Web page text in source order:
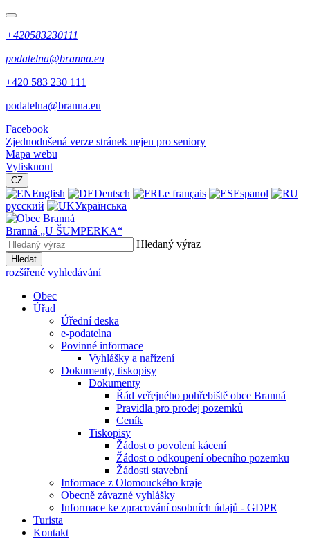
+420583230111
podatelna@branna.eu
+420 583 230 111
podatelna@branna.eu
Facebook
Zjednodušená verze stránek nejen pro seniory
Mapa webu
Vytisknout
CZ
English Deutsch Le français
Espanol
русский
Українська
Branná „U ŠUMPERKA“
Hledaný výraz
Hledat
rozšířené vyhledávání
Obec
Úřad
Úřední deska
e-podatelna
Povinné informace
Vyhlášky a nařízení
Dokumenty, tiskopisy
Dokumenty
Řád veřejného pohřebiště obce Branná
Pravidla pro prodej pozemků
Ceník
Tiskopisy
Žádost o povolení kácení
Žádost o odkoupení obecního pozemku
Žádosti stavební
Informace z Olomouckého kraje
Obecně závazné vyhlášky
Informace ke zpracování osobních údajů - GDPR
Turista
Kontakt